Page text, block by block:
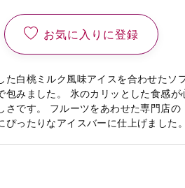
お気に入りに登録
た白桃ミルク風味アイスを合わせたソ
包みました。 氷のカリッとした食感が
さです。 フルーツをあわせた専門店の
ったりなアイスバーに仕上げました。